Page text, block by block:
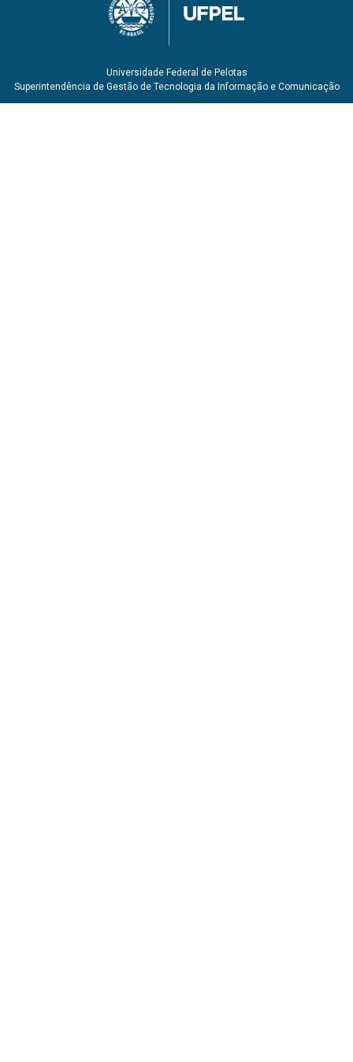
Universidade Federal de Pelotas
Superintendência de Gestão de Tecnologia da Informação e Comunicação